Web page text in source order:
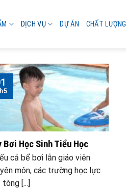
DỊCH VỤ DỰ ÁN CHẤT LƯỢNG
Bơi Học Sinh Tiểu Học
cả bể bơi lẫn giáo viên
môn, các trường học lực
[...]